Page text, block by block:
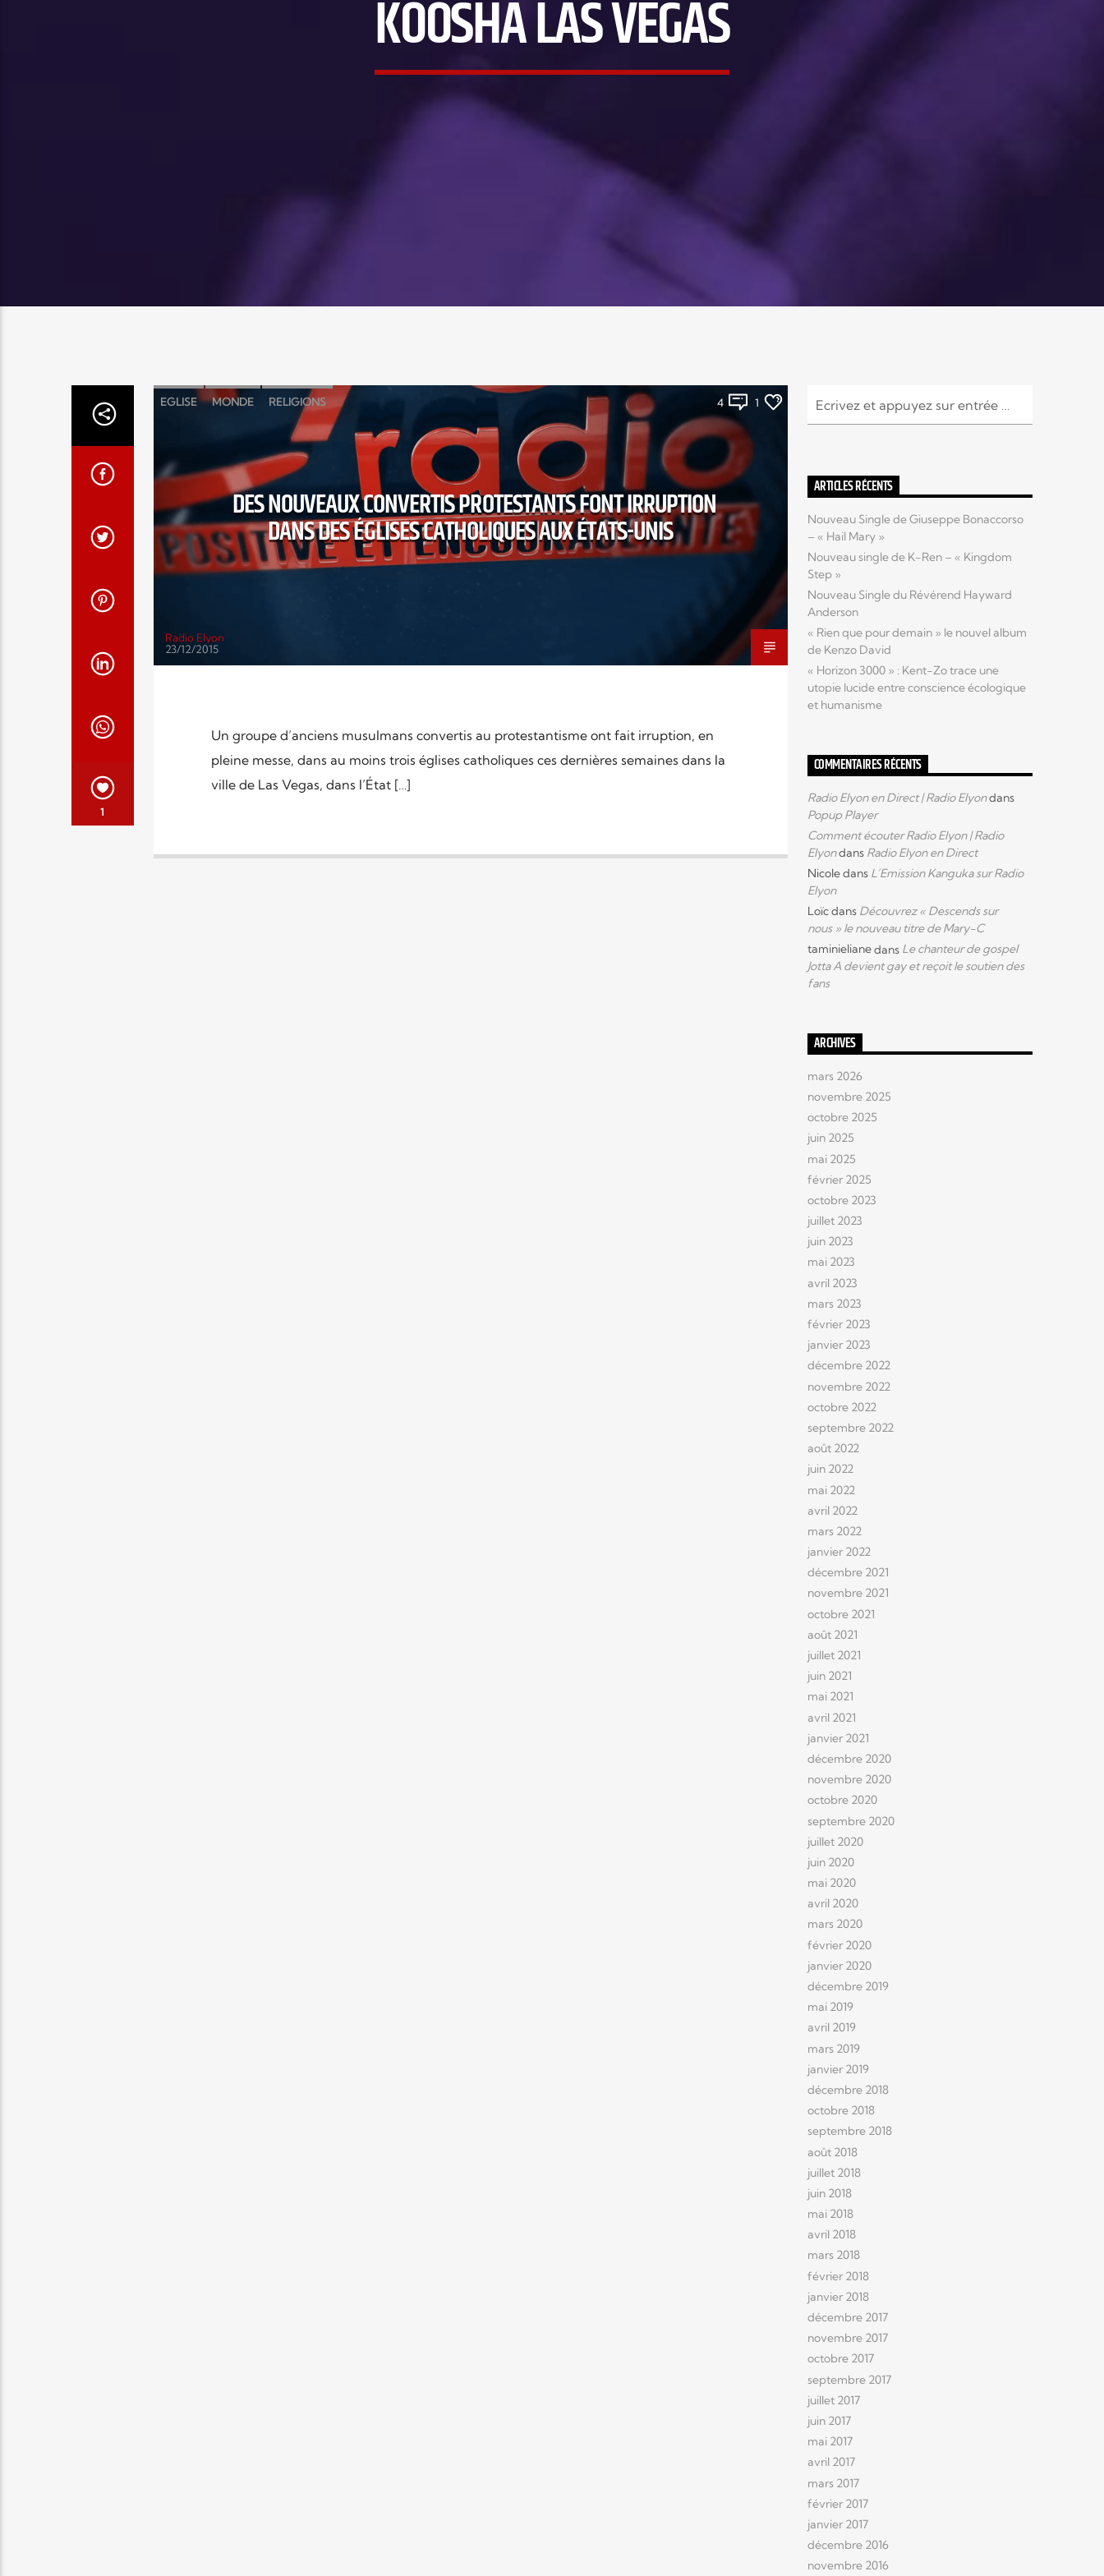
KOOSHA LAS VEGAS
1
EGLISE MONDE RELIGIONS 4 1
DES NOUVEAUX CONVERTIS PROTESTANTS FONT IRRUPTION
DANS DES ÉGLISES CATHOLIQUES AUX ÉTATS-UNIS
Radio Elyon
23/12/2015
Un groupe d’anciens musulmans convertis au protestantisme ont fait irruption, en
pleine messe, dans au moins trois églises catholiques ces dernières semaines dans la
ville de Las Vegas, dans l’État […]
ARTICLES RÉCENTS
Nouveau Single de Giuseppe Bonaccorso
– « Hail Mary »
Nouveau single de K-Ren – « Kingdom
Step »
Nouveau Single du Révérend Hayward
Anderson
« Rien que pour demain » le nouvel album
de Kenzo David
« Horizon 3000 » : Kent-Zo trace une
utopie lucide entre conscience écologique
et humanisme
COMMENTAIRES RÉCENTS
Radio Elyon en Direct | Radio Elyondans
Popup Player
Comment écouter Radio Elyon | Radio
Elyondans Radio Elyon en Direct
Nicoledans L’Emission Kanguka sur Radio
Elyon
Loïcdans Découvrez « Descends sur
nous » le nouveau titre de Mary-C
taminielianedans Le chanteur de gospel
Jotta A devient gay et reçoit le soutien des
fans
ARCHIVES
mars 2026
novembre 2025
octobre 2025
juin 2025
mai 2025
février 2025
octobre 2023
juillet 2023
juin 2023
mai 2023
avril 2023
mars 2023
février 2023
janvier 2023
décembre 2022
novembre 2022
octobre 2022
septembre 2022
août 2022
juin 2022
mai 2022
avril 2022
mars 2022
janvier 2022
décembre 2021
novembre 2021
octobre 2021
août 2021
juillet 2021
juin 2021
mai 2021
avril 2021
janvier 2021
décembre 2020
novembre 2020
octobre 2020
septembre 2020
juillet 2020
juin 2020
mai 2020
avril 2020
mars 2020
février 2020
janvier 2020
décembre 2019
mai 2019
avril 2019
mars 2019
janvier 2019
décembre 2018
octobre 2018
septembre 2018
août 2018
juillet 2018
juin 2018
mai 2018
avril 2018
mars 2018
février 2018
janvier 2018
décembre 2017
novembre 2017
octobre 2017
septembre 2017
juillet 2017
juin 2017
mai 2017
avril 2017
mars 2017
février 2017
janvier 2017
décembre 2016
novembre 2016